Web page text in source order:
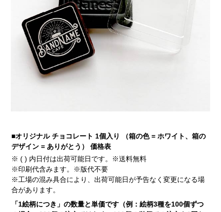
■オリジナル チョコレート 1個入り （箱の色 = ホワイト、箱の
デザイン = ありがとう） 価格表
※ ( ) 内日付は出荷可能日です。※送料無料
※印刷代含みます。※版代不要
※工場の混み具合により、出荷可能日が予告なく変更になる場
合があります。
「1絵柄につき」の数量と単価です（例：絵柄3種を100個ずつ